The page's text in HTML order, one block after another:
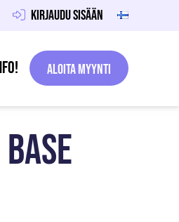
Kirjaudu sisään
Aloita Myynti